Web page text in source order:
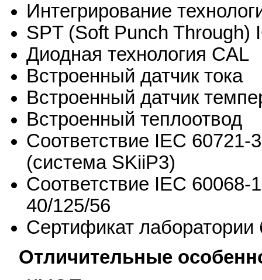
Интегрирование
SPT (Soft Punch Through)
Диодная технология CAL
Встроенный датчик тока
Встроенный датчик
Встроенный теплоотвод
Соответствие IEC 60721-
(система SKiiP3)
Соответствие IEC 60068-
40/125/56
Сертификат лаборатории
Отличительные